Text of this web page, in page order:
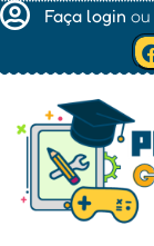
Faça login ou